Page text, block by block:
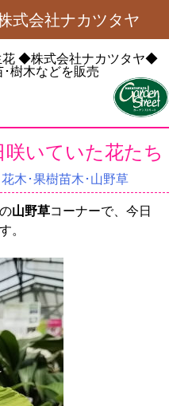
式会社ナカツタヤ
◆株式会社ナカツタヤ◆
樹木などを販売
いていた花たち
木･果樹苗木･山野草
山野草コーナーで、今日
。